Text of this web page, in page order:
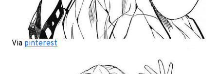
Via pinterest